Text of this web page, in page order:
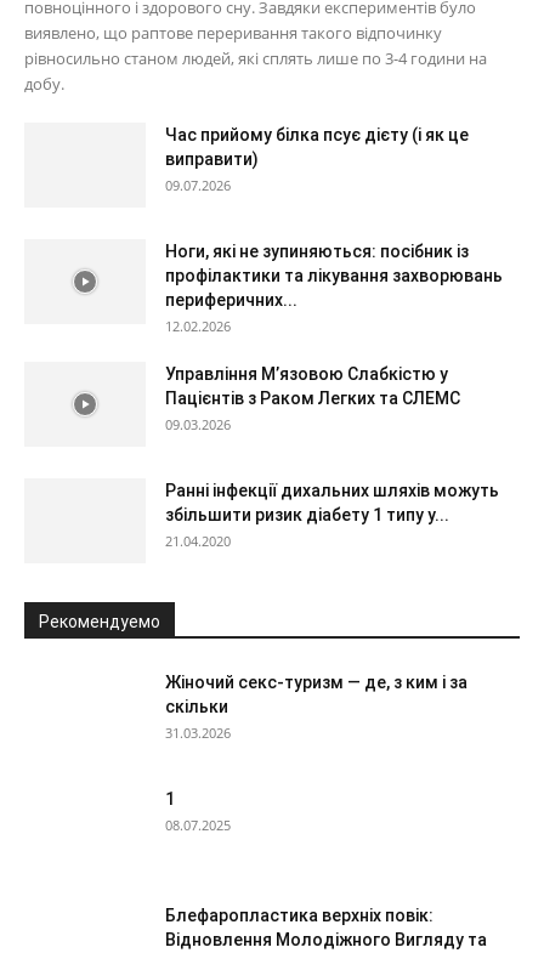
повноцінного і здорового сну. Завдяки експериментів було
виявлено, що раптове переривання такого відпочинку
рівносильно станом людей, які сплять лише по 3-4 години на
добу.
Час прийому білка псує дієту (і як це
виправити)
09.07.2026
Ноги, які не зупиняються: посібник із
профілактики та лікування захворювань
периферичних...
12.02.2026
Управління М’язовою Слабкістю у
Пацієнтів з Раком Легких та СЛЕМС
09.03.2026
Ранні інфекції дихальних шляхів можуть
збільшити ризик діабету 1 типу у...
21.04.2020
Рекомендуемо
Жіночий секс-туризм — де, з ким і за
скільки
31.03.2026
1
08.07.2025
Блефаропластика верхніх повік:
Відновлення Молодіжного Вигляду та